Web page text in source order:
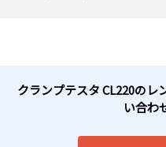
クランプテスタ CL220の
い合わ